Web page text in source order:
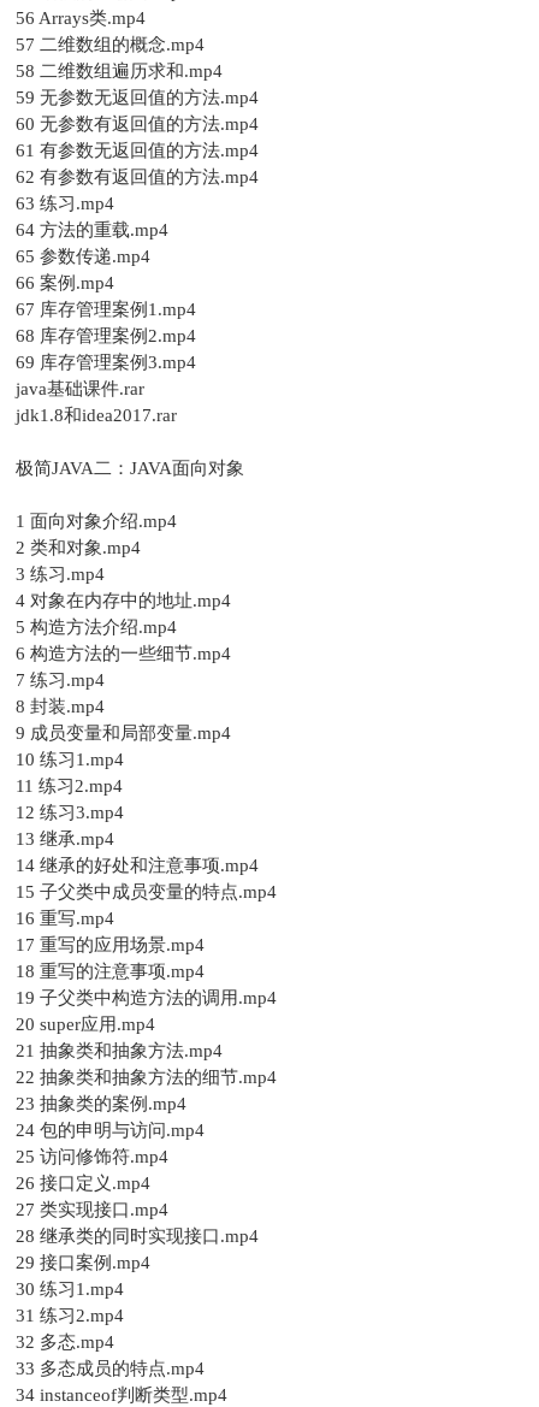
56 Arrays类.mp4
57 二维数组的概念.mp4
58 二维数组遍历求和.mp4
59 无参数无返回值的方法.mp4
60 无参数有返回值的方法.mp4
61 有参数无返回值的方法.mp4
62 有参数有返回值的方法.mp4
63 练习.mp4
64 方法的重载.mp4
65 参数传递.mp4
66 案例.mp4
67 库存管理案例1.mp4
68 库存管理案例2.mp4
69 库存管理案例3.mp4
java基础课件.rar
jdk1.8和idea2017.rar
极简JAVA二：JAVA面向对象
1 面向对象介绍.mp4
2 类和对象.mp4
3 练习.mp4
4 对象在内存中的地址.mp4
5 构造方法介绍.mp4
6 构造方法的一些细节.mp4
7 练习.mp4
8 封装.mp4
9 成员变量和局部变量.mp4
10 练习1.mp4
11 练习2.mp4
12 练习3.mp4
13 继承.mp4
14 继承的好处和注意事项.mp4
15 子父类中成员变量的特点.mp4
16 重写.mp4
17 重写的应用场景.mp4
18 重写的注意事项.mp4
19 子父类中构造方法的调用.mp4
20 super应用.mp4
21 抽象类和抽象方法.mp4
22 抽象类和抽象方法的细节.mp4
23 抽象类的案例.mp4
24 包的申明与访问.mp4
25 访问修饰符.mp4
26 接口定义.mp4
27 类实现接口.mp4
28 继承类的同时实现接口.mp4
29 接口案例.mp4
30 练习1.mp4
31 练习2.mp4
32 多态.mp4
33 多态成员的特点.mp4
34 instanceof判断类型.mp4